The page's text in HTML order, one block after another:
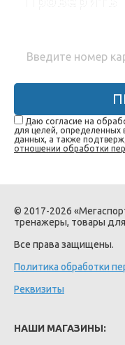
Даю согласие на
для целей, определенных
данных, а также
отношении обработки
© 2017-2026
тренажеры, товары
Все права защищены.
Политика обработки
Реквизиты
НАШИ МАГАЗИНЫ: